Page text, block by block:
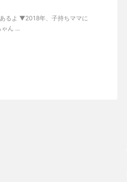
るよ ▼2018年、子持ちママに
ん ...